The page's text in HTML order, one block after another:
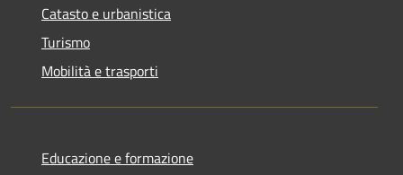
Catasto e urbanistica
Turismo
Mobilità e trasporti
Educazione e formazione